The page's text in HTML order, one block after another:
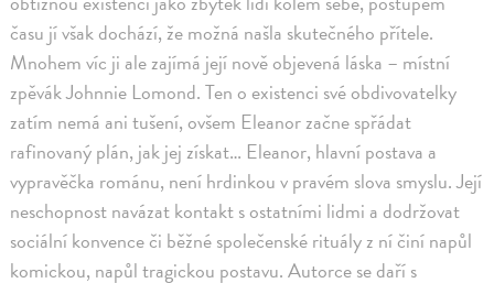
času jí však dochází, že možná našla skutečného přítele.
Mnohem víc ji ale zajímá její nově objevená láska – místní
zpěvák Johnnie Lomond. Ten o existenci své obdivovatelky
zatím nemá ani tušení, ovšem Eleanor začne spřádat
rafinovaný plán, jak jej získat… Eleanor, hlavní postava a
vypravěčka románu, není hrdinkou v pravém slova smyslu. Její
neschopnost navázat kontakt s ostatními lidmi a dodržovat
sociální konvence či běžné společenské rituály z ní činí napůl
komickou, napůl tragickou postavu. Autorce se daří s